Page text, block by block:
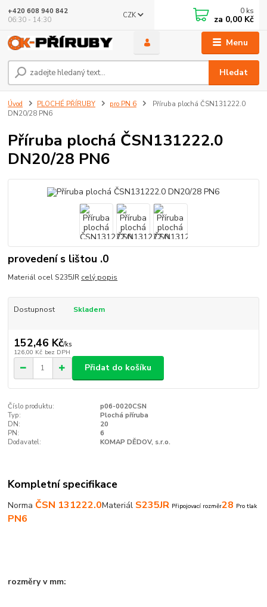
Menu
CZK
Hledat
+420 608 940 842
06:30 - 14:30
0 ks
za 0,00 Kč
Úvod PLOCHÉ PŘÍRUBY pro PN 6
Příruba plochá ČSN131222.0
DN20/28 PN6
Příruba plochá ČSN131222.0
DN20/28 PN6
provedení s lištou .0
Materiál ocel S235JR celý popis
Dostupnost Skladem
152,46 Kč/ks
126,00 Kč bez DPH
Přidat do košíku
Číslo produktu:
p06-0020CSN
Typ:
Plochá příruba
DN:
20
PN:
6
Dodavatel:
KOMAP DĚDOV, s.r.o.
Kompletní specifikace
NormaČSN 131222.0Materiál S235JR Připojovací rozměr28 Pro tlak
PN6
rozměry v mm: